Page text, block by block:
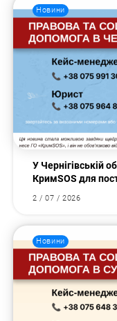
Новини
У Чернігівській
КримSOS для
2 / 07 / 2026
Новини